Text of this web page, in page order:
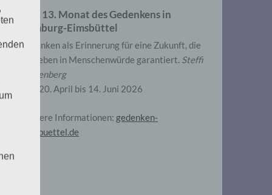
ausblenden.
Zum 13. Monat des Gedenkens in
Hamburg-Eimsbüttel
Gedenken als Erinnerung für eine Zukunft, die
ein Leben in Menschenwürde garantiert. Steffi
Wittenberg
Vom 20. April bis 14. Juni 2026
Weitere Informationen: gedenken-
eimsbuettel.de